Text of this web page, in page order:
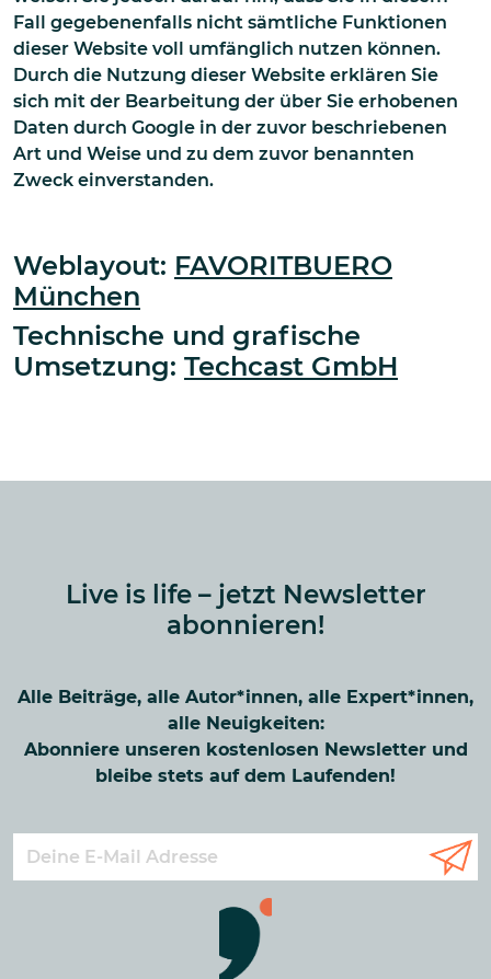
Fall gegebenenfalls nicht sämtliche Funktionen
dieser Website voll umfänglich nutzen können.
Durch die Nutzung dieser Website erklären Sie
sich mit der Bearbeitung der über Sie erhobenen
Daten durch Google in der zuvor beschriebenen
Art und Weise und zu dem zuvor benannten
Zweck einverstanden.
Weblayout: FAVORITBUERO
München
Technische und grafische
Umsetzung: Techcast GmbH
Live is life – jetzt Newsletter
abonnieren!
Alle Beiträge, alle Autor*innen, alle Expert*innen,
alle Neuigkeiten:
Abonniere unseren kostenlosen Newsletter und
bleibe stets auf dem Laufenden!